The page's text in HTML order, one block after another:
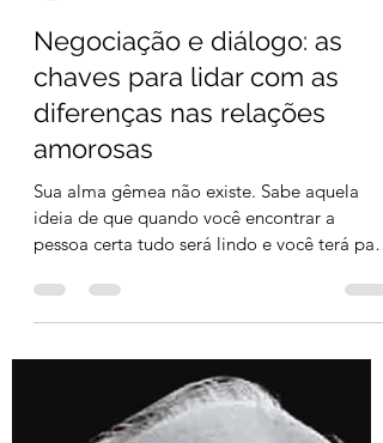
Alessander Raker Stehling
2 min de leitura
Negociação e diálogo: as
chaves para lidar com as
diferenças nas relações
Sua alma gêmea não existe. Sabe aquela